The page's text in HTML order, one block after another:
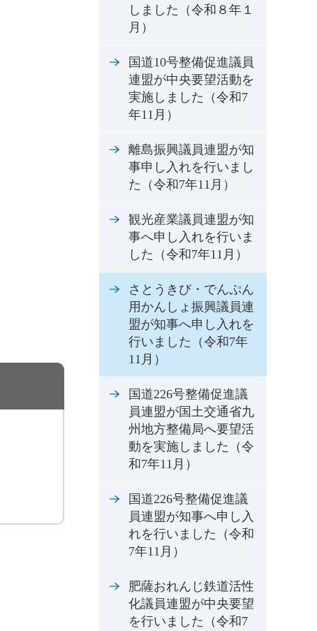
しました（令和８年１
月）
国道10号整備促進議員
連盟が中央要望活動を
実施しました（令和7
年11月）
離島振興議員連盟が知
事申し入れを行いまし
た（令和7年11月）
観光産業議員連盟が知
事へ申し入れを行いま
した（令和7年11月）
さとうきび・でんぷん
用かんしょ振興議員連
盟が知事へ申し入れを
行いました（令和7年
11月）
国道226号整備促進議
員連盟が国土交通省九
州地方整備局へ要望活
動を実施しました（令
和7年11月）
国道226号整備促進議
員連盟が知事へ申し入
れを行いました（令和
7年11月）
肥薩おれんじ鉄道活性
化議員連盟が中央要望
を行いました（令和7